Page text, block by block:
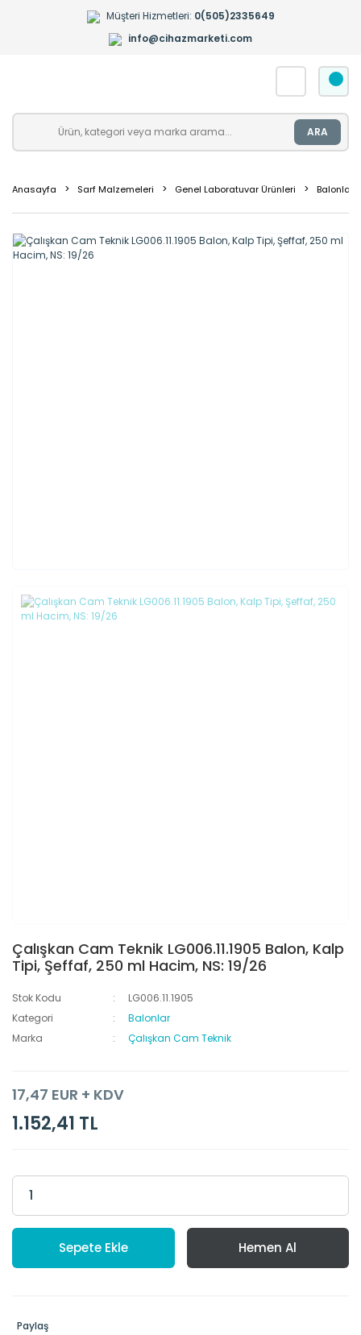
Müşteri Hizmetleri: 0(505)2335649
info@cihazmarketi.com
ARA
Anasayfa Sarf Malzemeleri Genel Laboratuvar Ürünleri Balonlar
Çalışkan Cam Teknik LG006.11.1905 Balon, Kalp
Tipi, Şeffaf, 250 ml Hacim, NS: 19/26
Stok Kodu
LG006.11.1905
Kategori
Balonlar
Marka
Çalışkan Cam Teknik
17,47 EUR + KDV
1.152,41 TL
Sepete Ekle Hemen Al
Paylaş